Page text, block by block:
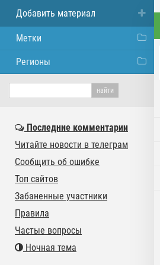
Добавить материал
Метки
Регионы
Последние комментарии
Читайте новости в телеграм
Сообщить об ошибке
Топ сайтов
Забаненные участники
Правила
Частые вопросы
Ночная тема